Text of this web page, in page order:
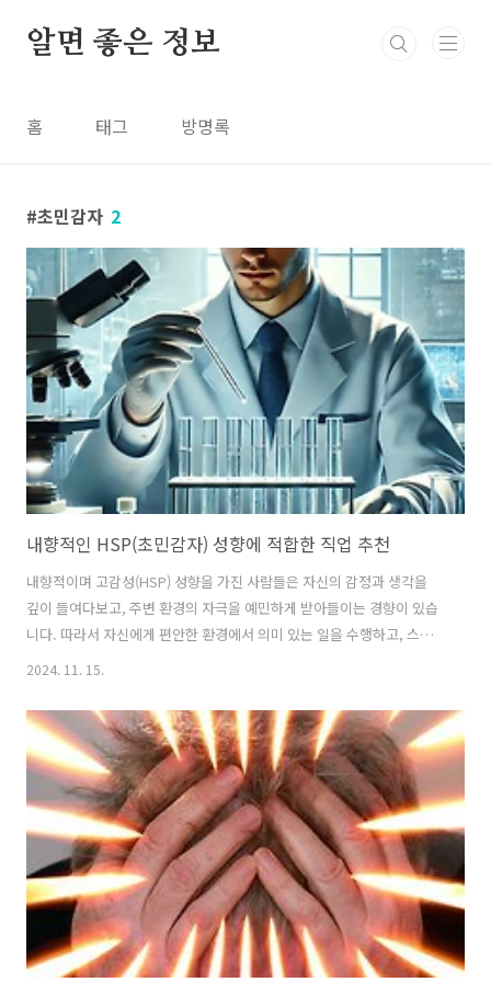
알면 좋은 정보
홈 태그 방명록
초민감자 2
내향적인 HSP(초민감자) 성향에 적합한 직업 추천
내향적이며 고감성(HSP) 성향을 가진 사람들은 자신의 감정과 생각을
깊이 들여다보고, 주변 환경의 자극을 예민하게 받아들이는 경향이 있습
니다. 따라서 자신에게 편안한 환경에서 의미 있는 일을 수행하고, 스트
레스가 적은 공간에서 일할 수 있는 직업이 적합합니다. 내향적 HSP 성
는 직업을 선택한다면 높은 성취감을 얻을 수 있습니다. 아래에서는 이러
한 성향에 어울리는 다양한 직업들을 소개합니다. HSP 테스트 바로가기
잡코리아 바로가기 프리랜서코리아 바로가기 전세계 프리랜서 일자리
찾기(Upwork) 마음사랑 심리상담센터 바로가기 목차 1. 작가, 번역
가, 콘텐츠 크리에이터적합 이유내향적 HSP는 글쓰기와 같은 조용하고
2024. 11. 15.